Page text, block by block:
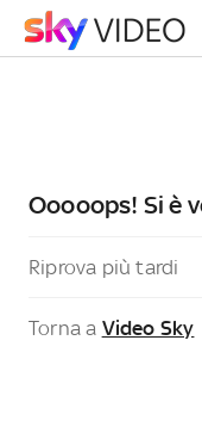
Ooooops! Si è
Riprova più tardi
Torna a Video Sky